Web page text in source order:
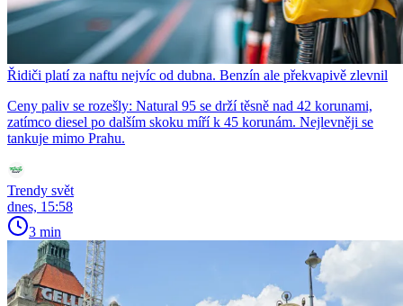
Řidiči platí za naftu nejvíc od dubna. Benzín ale překvapivě zlevnil
Ceny paliv se rozešly: Natural 95 se drží těsně nad 42 korunami,
zatímco diesel po dalším skoku míří k 45 korunám. Nejlevněji se
tankuje mimo Prahu.
Trendy svět
dnes, 15:58
3 min